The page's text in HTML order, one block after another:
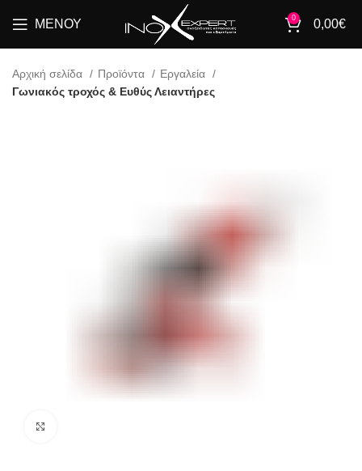
ΜΕΝΟΎ 0 0,00€
Αρχική σελίδα Προϊόντα
Εργαλεία
Γωνιακός τροχός & Ευθύς Λειαντήρες